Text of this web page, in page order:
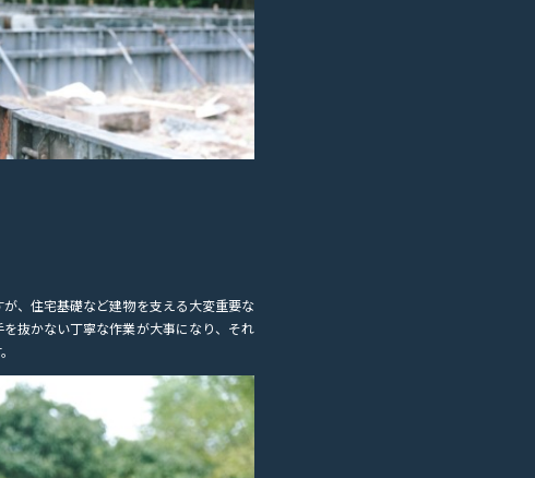
、住宅基礎など建物を支える大変重要な
抜かない丁寧な作業が大事になり、それ